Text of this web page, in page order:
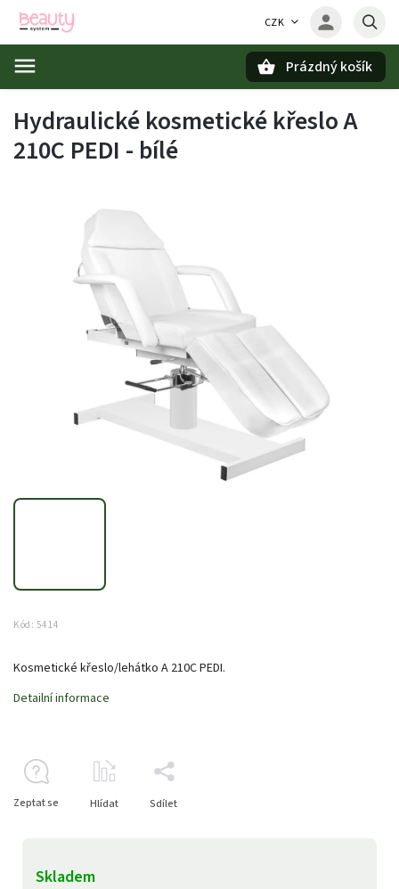
CZK
Prázdný košík
Hydraulické kosmetické křeslo A
210C PEDI - bílé
Kód: 5414
Skladem
Kosmetické křeslo/lehátko A 210C PEDI.
Detailní informace
Zeptat se Hlídat Sdílet